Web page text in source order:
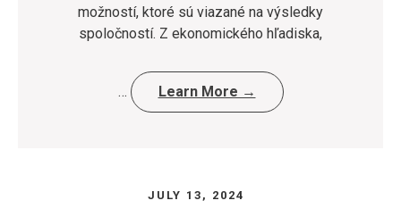
možností, ktoré sú viazané na výsledky
spoločností. Z ekonomického hľadiska,
… Learn More →
JULY 13, 2024